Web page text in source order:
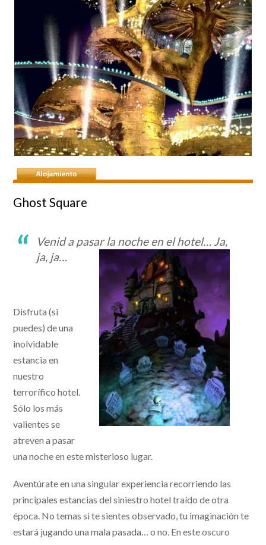
Ghost Square
Venid a pasar la noche en el hotel… Ja,
ja, ja…
Disfruta (si
puedes) de una
inolvidable
estancia en
nuestro
terrorífico hotel.
Sólo los más
valientes se
atreven a pasar
una noche en este misterioso lugar.
Aventúrate en una singular experiencia recorriendo las
principales estancias del siniestro hotel traído de otra
época. No temas si te sientes observado, tu imaginación te
estará jugando una mala pasada… o no. En este oscuro